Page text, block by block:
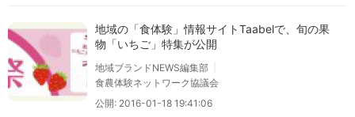
地域の「食体験」情報サイトTaabelで、旬の果
物「いちご」特集が公開
地域ブランドNEWS編集部
食農体験ネットワーク協議会
公開: 2016-01-18 19:41:06